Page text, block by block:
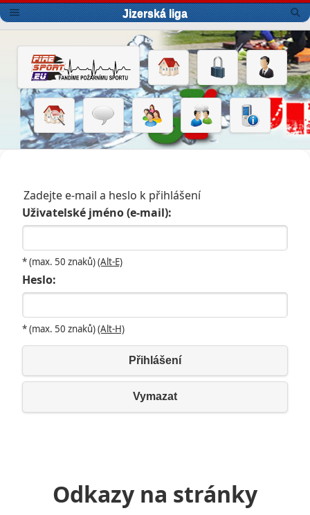
Jizerská liga
Zadejte e-mail a heslo k přihlášení
Uživatelské jméno (e-mail):
* (max. 50 znaků)(Alt-E)
Heslo:
* (max. 50 znaků)(Alt-H)
Přihlášení
Vymazat
Odkazy na stránky